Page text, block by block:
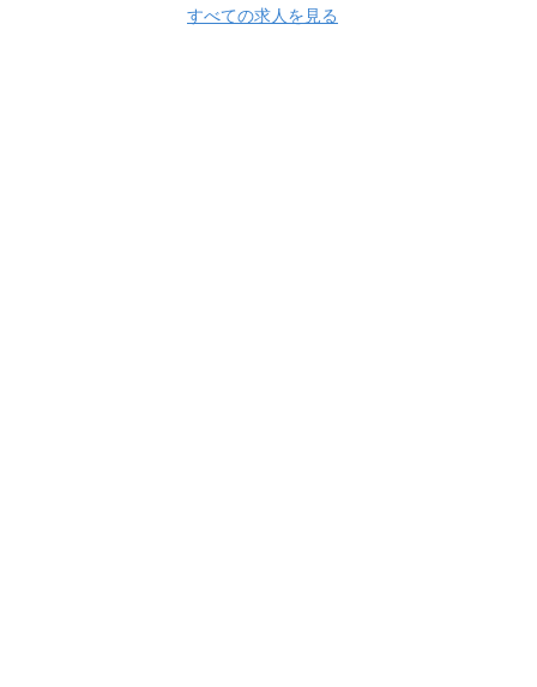
すべての求人を見る